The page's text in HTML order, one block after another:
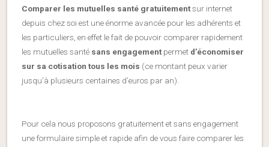
Comparer les mutuelles santé gratuitementsur internet
depuis chez soi est une énorme avancée pour les adhérents et
les particuliers, en effet le fait de pouvoir comparer rapidement
les mutuelles santé sans engagement permet d’économiser
sur sa cotisation tous les mois (ce montant peux varier
jusqu’à plusieurs centaines d’euros par an).
Pour cela nous proposons gratuitement et sans engagement
une formulaire simple et rapide afin de vous faire comparer les